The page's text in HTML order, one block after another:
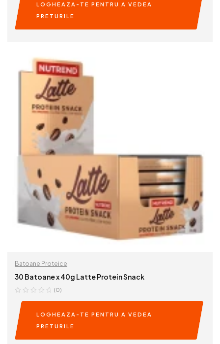
LOGHEAZA-TE PENTRU A VEDEA
PRETURILE
Batoane Proteice
30 Batoane x 40g Latte Protein Snack
(0)
LOGHEAZA-TE PENTRU A VEDEA
PRETURILE